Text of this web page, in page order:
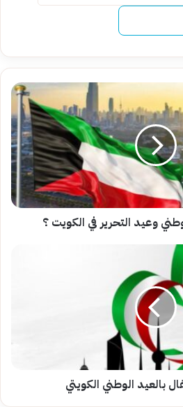
وعيد التحرير في الكويت ؟
بالعيد الوطني الكويتي